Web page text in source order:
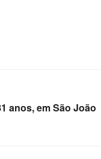
anos, em São João